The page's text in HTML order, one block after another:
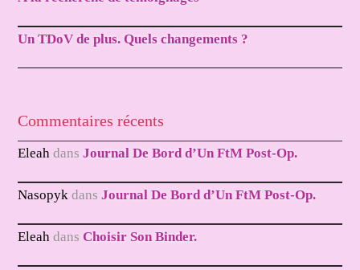
Un TDoV de plus. Quels changements ?
Commentaires récents
Eleah dansJournal De Bord d’Un FtM Post-Op.
Nasopyk dansJournal De Bord d’Un FtM Post-Op.
Eleah dansChoisir Son Binder.